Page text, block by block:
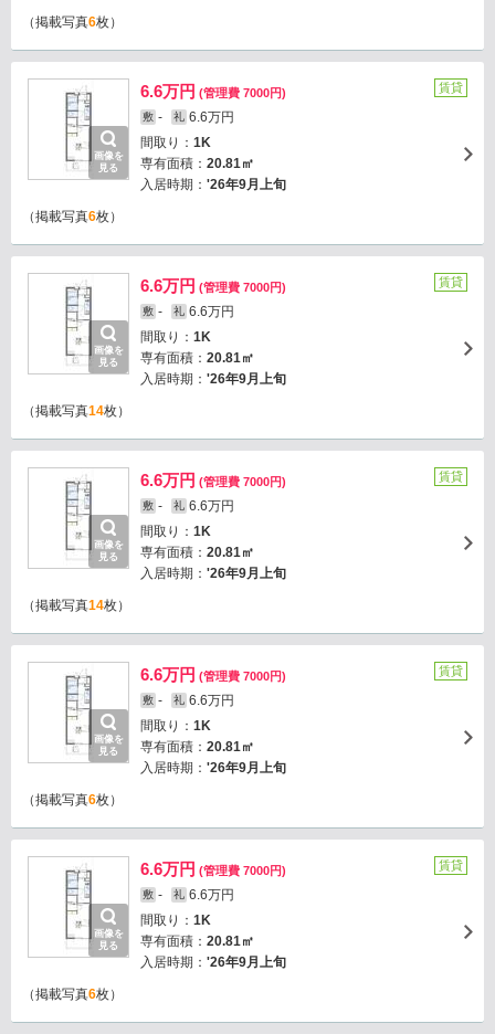
（掲載写真6枚）
画像を
見る
6.6万円 (管理費 7000円)
敷 - 礼 6.6万円
間取り： 1K
専有面積： 20.81㎡
入居時期： '26年9月上旬
賃貸
（掲載写真6枚）
画像を
見る
6.6万円 (管理費 7000円)
敷 - 礼 6.6万円
間取り： 1K
専有面積： 20.81㎡
入居時期： '26年9月上旬
賃貸
（掲載写真14枚）
画像を
見る
6.6万円 (管理費 7000円)
敷 - 礼 6.6万円
間取り： 1K
専有面積： 20.81㎡
入居時期： '26年9月上旬
賃貸
（掲載写真14枚）
画像を
見る
6.6万円 (管理費 7000円)
敷 - 礼 6.6万円
間取り： 1K
専有面積： 20.81㎡
入居時期： '26年9月上旬
賃貸
（掲載写真6枚）
画像を
見る
6.6万円 (管理費 7000円)
敷 - 礼 6.6万円
間取り： 1K
専有面積： 20.81㎡
入居時期： '26年9月上旬
賃貸
（掲載写真6枚）